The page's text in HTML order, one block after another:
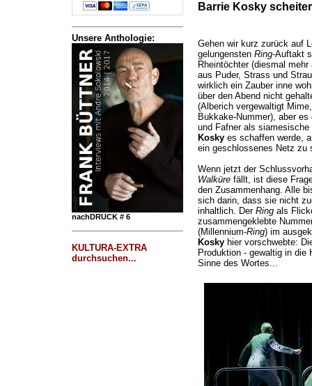
Unsere Anthologie:
nachDRUCK # 6
KULTURA-EXTRA
durchsuchen...
Barrie Kosky
Gehen wir kurz zurück auf
gelungensten Ring-Auftakt
Rheintöchter (diesmal
aus Puder, Strass und
wirklich ein Zauber inne
über den Abend nicht
(Alberich vergewaltigt
Bukkake-Nummer), aber
und Fafner als
Koskyes schaffen werde,
ein geschlossenes Netz zu
Wenn jetzt der
Walkürefällt, ist diese
den Zusammenhang. Alle
sich darin, dass sie nicht
inhaltlich. Der Ringals
zusammengeklebte
(Millennium-Ring) im
Koskyhier vorschwebte:
Produktion - gewaltig in die
Sinne des Wortes...